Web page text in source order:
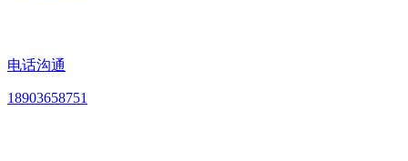
电话沟通
18903658751